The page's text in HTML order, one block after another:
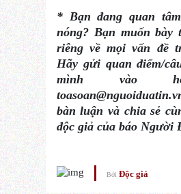
* Bạn đang quan
nóng? Bạn muốn bày
riêng về mọi vấn đề
Hãy gửi quan điểm/
mình vào
bàn luận và chia sẻ
độc giả của báo Người
Bởi Độc giả